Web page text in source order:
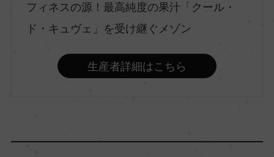
品種（原材料）
ムニエ 60%/シャルドネ 25%/ピノ・ノワール 1
フィネスの源！最高純度の果汁「クール・
ド・キュヴェ」を受け継ぐメゾン
生産者詳細はこちら